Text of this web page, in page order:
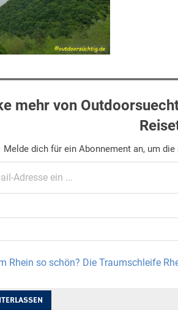
mehr von
Melde dich für ein Abonnement an, um
Rhein so schön? Die Traumschleife